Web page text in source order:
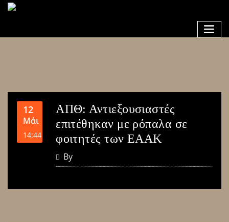
12
Μάι
14:44
ΑΠΘ: Αντιεξουσιαστές
επιτέθηκαν με ρόπαλα σε
φοιτητές των ΕΑΑΚ
By